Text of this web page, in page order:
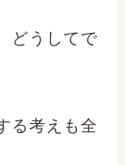
どうしてで
る考えも全